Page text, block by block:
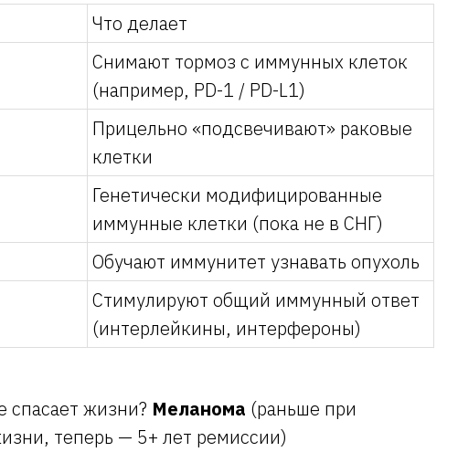
Что делает
Снимают тормоз с иммунных клеток
(например, PD-1 / PD-L1)
Прицельно «подсвечивают» раковые
клетки
Генетически модифицированные
иммунные клетки (пока не в СНГ)
Обучают иммунитет узнавать опухоль
Стимулируют общий иммунный ответ
(интерлейкины, интерфероны)
спасает жизни? Меланома (раньше при
теперь — 5+ лет ремиссии)